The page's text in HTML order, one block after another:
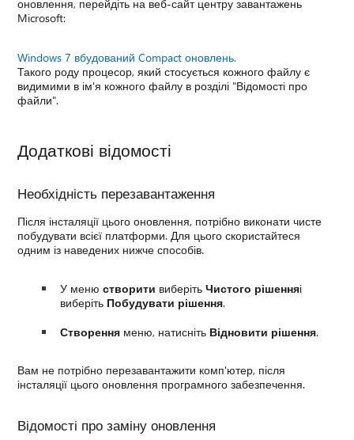
оновлення, перейдіть на веб-сайт центру завантажень
Microsoft:
Windows 7 вбудований Compact оновлень.
Такого роду процесор, який стосується кожного файлу є
видимими в ім'я кожного файлу в розділі "Відомості про
файли".
Додаткові відомості
Необхідність перезавантаження
Після інсталяції цього оновлення, потрібно виконати чисте
побудувати всієї платформи. Для цього скористайтеся
одним із наведених нижче способів.
У менюстворити виберітьЧистого рішенняі
виберіть Побудувати рішення.
Створення меню, натисніть Відновити рішення.
Вам не потрібно перезавантажити комп'ютер, після
інсталяції цього оновлення програмного забезпечення.
Відомості про заміну оновлення